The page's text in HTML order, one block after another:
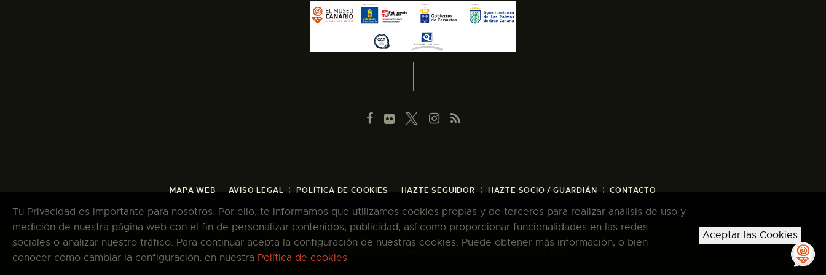
MAPA WEB AVISO LEGAL POLÍTICA DE COOKIES HAZTE SEGUIDOR HAZTE SOCIO / GUARDIÁN CONTACTO
Copyright © 2026 El Museo Canario · Todos los derechos reservados
Tu Privacidad es importante para nosotros. Por ello, te informamos que utilizamos cookies propias y de terceros para realizar análisis de uso y
medición de nuestra página web con el fin de personalizar contenidos, publicidad, así como proporcionar funcionalidades en las redes
sociales o analizar nuestro tráfico. Para continuar acepta la configuración de nuestras cookies. Puede obtener más información, o bien
conocer cómo cambiar la configuración, en nuestra Política de cookies
Aceptar las Cookies